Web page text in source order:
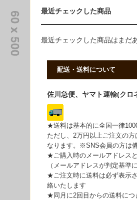
最近チェックした商品
最近チェックした商品はまだ
配送・送料について
佐川急便、ヤマト運輸(クロ
★送料は基本的に全国一律
ただし、2万円以上ご注文の
なります。※SNS会員の方は
★ご購入時のメールアドレス
（メールアドレスが判定基準
★ご注文時に送料は必ず表示
絡いたします
★同月に2回目からの送料につ